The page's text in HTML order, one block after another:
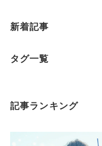
新着記事
タグ一覧
記事ランキング